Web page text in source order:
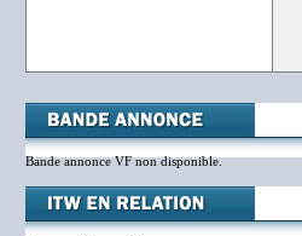
Bande annonce VF non disponible.